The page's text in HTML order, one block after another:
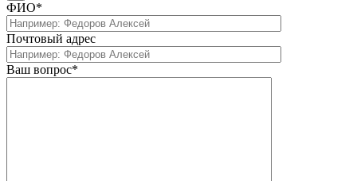
ФИО*
Почтовый адрес
Ваш вопрос*